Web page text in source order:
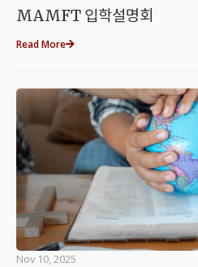
MAMFT 입학설명회
Read More
Nov 10, 2025